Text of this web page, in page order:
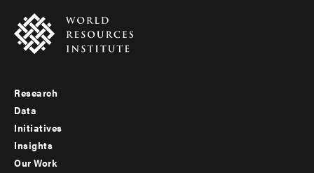
Footer
menu
-
Research
Data
Initiatives
Insights
Our Work